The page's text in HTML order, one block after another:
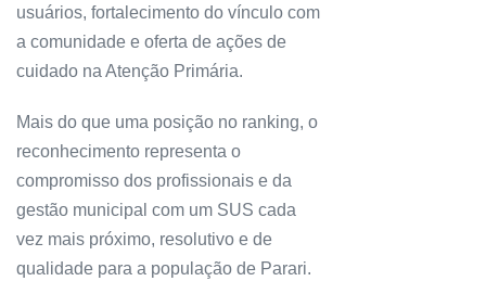
usuários, fortalecimento do vínculo com
a comunidade e oferta de ações de
cuidado na Atenção Primária.
Mais do que uma posição no ranking, o
reconhecimento representa o
compromisso dos profissionais e da
gestão municipal com um SUS cada
vez mais próximo, resolutivo e de
qualidade para a população de Parari.